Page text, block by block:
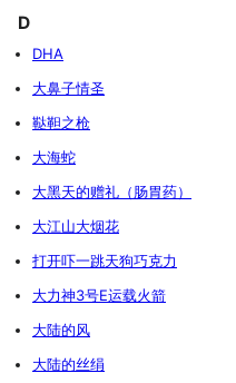
D
DHA
大鼻子情圣
鞑靼之枪
大海蛇
大黑天的赠礼（肠胃药）
大江山大烟花
打开吓一跳天狗巧克力
大力神3号E运载火箭
大陆的风
大陆的丝绢